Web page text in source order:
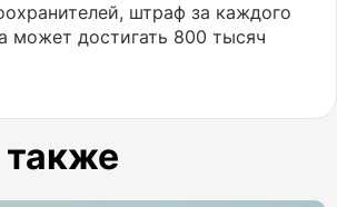
штраф за каждого
может достигать 800 тысяч
также